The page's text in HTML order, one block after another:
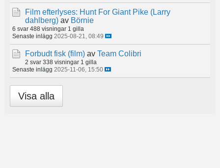
Film efterlyses: Hunt For Giant Pike (Larry
dahlberg) av Börnie
6 svar 488 visningar 1 gilla
Senaste inlägg 2025-08-21, 08:49
Forbudt fisk (film) av Team Colibri
2 svar 338 visningar 1 gilla
Senaste inlägg 2025-11-06, 15:50
Visa alla